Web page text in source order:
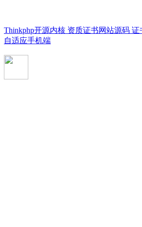
Thinkphp开源内核 资质证书网站源码
自适应手机端